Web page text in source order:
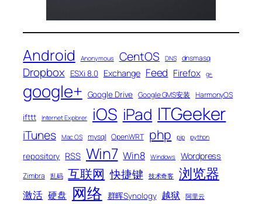
Android Anonymous CentOS DNS dnsmasq
Dropbox ESXi 8.0 Exchange Feed Firefox g+
google+ Google Drive Google GMS安装 HarmonyOS
ifttt Internet Explorer iOS iPad ITGeeker
iTunes Mac OS mysql OpenWRT php pip python
repository RSS Win7 Win8 Windows Wordpress
Zimbra 乱码 互联网 快捷键 技术奇客 浏览器
激活 硬盘 网络 群晖Synology 越狱 阿里云